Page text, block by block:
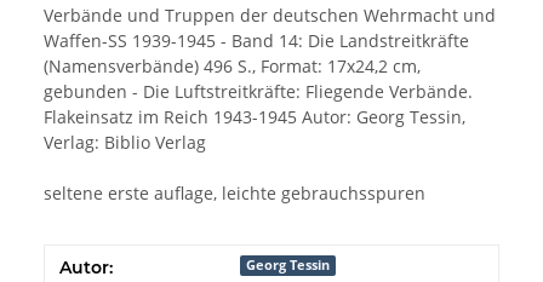
Verbände und Truppen der deutschen Wehrmacht und
Waffen-SS 1939-1945 - Band 14: Die Landstreitkräfte
(Namensverbände) 496 S., Format: 17x24,2 cm,
gebunden - Die Luftstreitkräfte: Fliegende Verbände.
Flakeinsatz im Reich 1943-1945 Autor: Georg Tessin,
Verlag: Biblio Verlag
seltene erste auflage, leichte gebrauchsspuren
Autor: Georg Tessin